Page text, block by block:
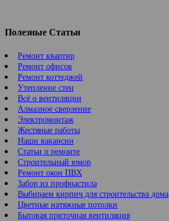
Полезные Статьи
Ремонт квартир
Ремонт офисов
Ремонт коттеджей
Утепление стен
Всё о вентиляции
Алмазное сверление
Электромонтаж
Жестяные работы
Наши вакансии
Статьи о ремонте
Строительный юмор
Ремонт окон ПВХ
Забор из профнастила
Выбираем кирпич для строительства дома
Цветные натяжные потолки
Бытовая приточная вентиляция